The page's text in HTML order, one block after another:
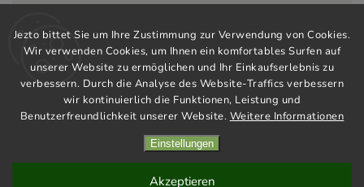
Jezto bittet Sie um Ihre Zustimmung zur Verwendung von Cookies.
Wir verwenden Cookies, um Ihnen ein komfortables Surfen auf
unserer Website zu ermöglichen und Ihr Einkaufserlebnis zu
verbessern. Durch die Analyse des Website-Traffics verbessern
wir kontinuierlich die Funktionen, Leistung und
Benutzerfreundlichkeit unserer Website. Weitere Informationen
Einstellungen
Akzeptieren
info@jeztomarket.cz
Shoptet | Design